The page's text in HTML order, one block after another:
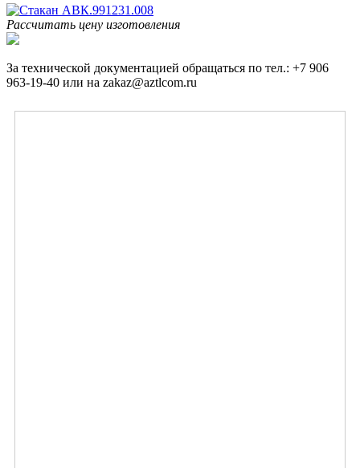
Рассчитать цену изготовления
За технической документацией обращаться по тел.: +7 906
963-19-40 или на zakaz@aztlcom.ru